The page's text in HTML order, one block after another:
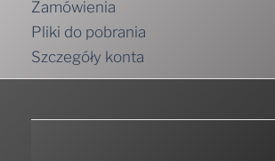
Zamówienia
Pliki do pobrania
Szczegóły konta